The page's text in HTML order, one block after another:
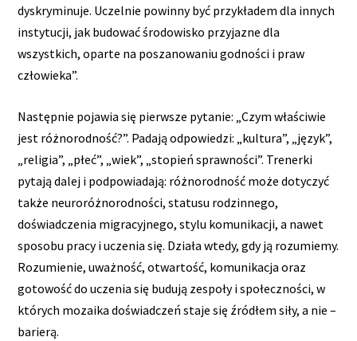
dyskryminuje. Uczelnie powinny być przykładem dla innych
instytucji, jak budować środowisko przyjazne dla
wszystkich, oparte na poszanowaniu godności i praw
człowieka”.
Następnie pojawia się pierwsze pytanie: „Czym właściwie
jest różnorodność?”. Padają odpowiedzi: „kultura”, „język”,
„religia”, „płeć”, „wiek”, „stopień sprawności”. Trenerki
pytają dalej i podpowiadają: różnorodność może dotyczyć
także neuroróżnorodności, statusu rodzinnego,
doświadczenia migracyjnego, stylu komunikacji, a nawet
sposobu pracy i uczenia się. Działa wtedy, gdy ją rozumiemy.
Rozumienie, uważność, otwartość, komunikacja oraz
gotowość do uczenia się budują zespoły i społeczności, w
których mozaika doświadczeń staje się źródłem siły, a nie –
barierą.